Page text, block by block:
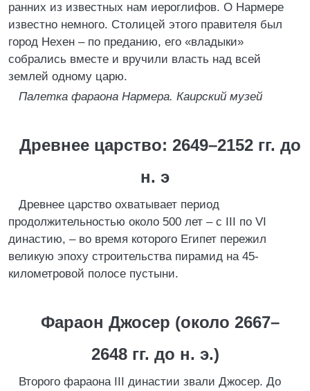
ранних из известных нам иероглифов. О Нармере
известно немного. Столицей этого правителя был
город Нехен – по преданию, его «владыки»
собрались вместе и вручили власть над всей
землей одному царю.
Палетка фараона Нармера. Каирский музей
Древнее царство: 2649–2152 гг. до
н. э
Древнее царство охватывает период
продолжительностью около 500 лет – с III по VI
династию, – во время которого Египет пережил
великую эпоху строительства пирамид на 45-
километровой полосе пустыни.
Фараон Джосер (около 2667–
2648 гг. до н. э.)
Второго фараона III династии звали Джосер. До